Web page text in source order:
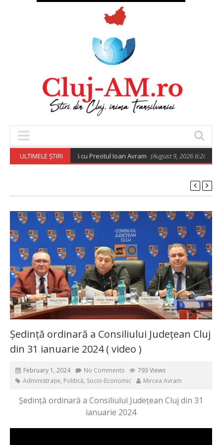
ULTIMELE ȘTIRI
din 9 august 2026 cu Preotul Ioan Avram (August 9, 2026 6:28 am)
Ședință ordinară a Consiliului Județean Cluj
din 31 ianuarie 2024 ( video )
February 1, 2024 No Comments
793 Views
Administrație, Politică, Socio-Economic Mircea Avram
Ședință ordinară a Consiliului Județean Cluj din 31
ianuarie 2024